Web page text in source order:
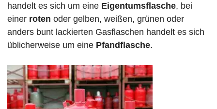
handelt es sich um eine Eigentumsflasche, bei
einer roten oder gelben, weißen, grünen oder
anders bunt lackierten Gasflaschen handelt es sich
üblicherweise um eine Pfandflasche.